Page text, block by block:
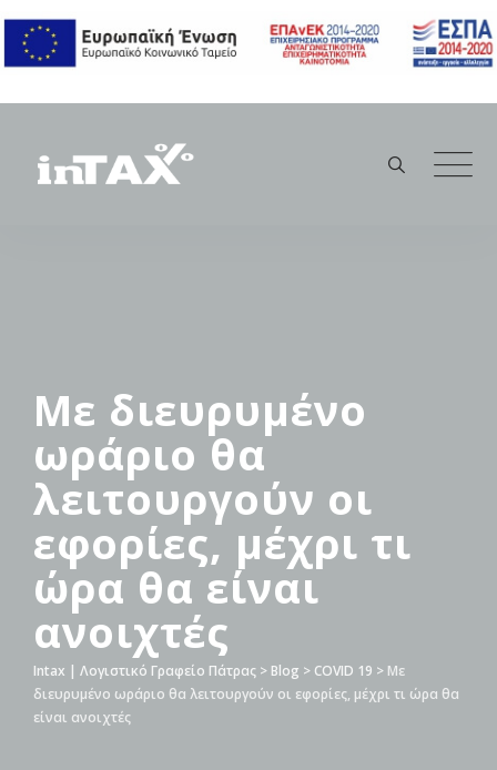
content
Με διευρυμένο
ωράριο θα
λειτουργούν οι
εφορίες, μέχρι τι
ώρα θα είναι
ανοιχτές
Intax | Λογιστικό Γραφείο Πάτρας > Blog > COVID 19 > Με
διευρυμένο ωράριο θα λειτουργούν οι εφορίες, μέχρι τι ώρα θα
είναι ανοιχτές